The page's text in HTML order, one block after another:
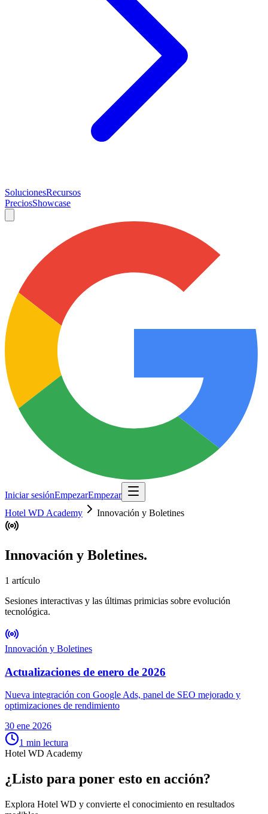
SolucionesRecursos
PreciosShowcase
Iniciar sesiónEmpezarEmpezar
Hotel WD Academy
Innovación y Boletines
Innovación y Boletines.
1 artículo
Sesiones interactivas y las últimas primicias sobre evolución
tecnológica.
Innovación y Boletines
Actualizaciones de enero de 2026
Nueva integración con Google Ads, panel de SEO mejorado y
optimizaciones de rendimiento
30 ene 2026
1 min lectura
Hotel WD Academy
¿Listo para poner esto en acción?
Explora Hotel WD y convierte el conocimiento en resultados